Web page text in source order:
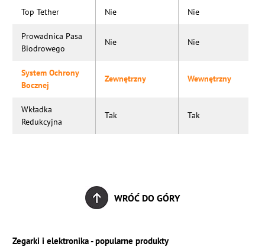
Top Tether Nie Nie
Prowadnica Pasa
Biodrowego
Nie Nie
System Ochrony
Bocznej
Zewnętrzny Wewnętrzny
Wkładka
Redukcyjna
Tak Tak
WRÓĆ DO GÓRY
Zegarki i elektronika - popularne produkty